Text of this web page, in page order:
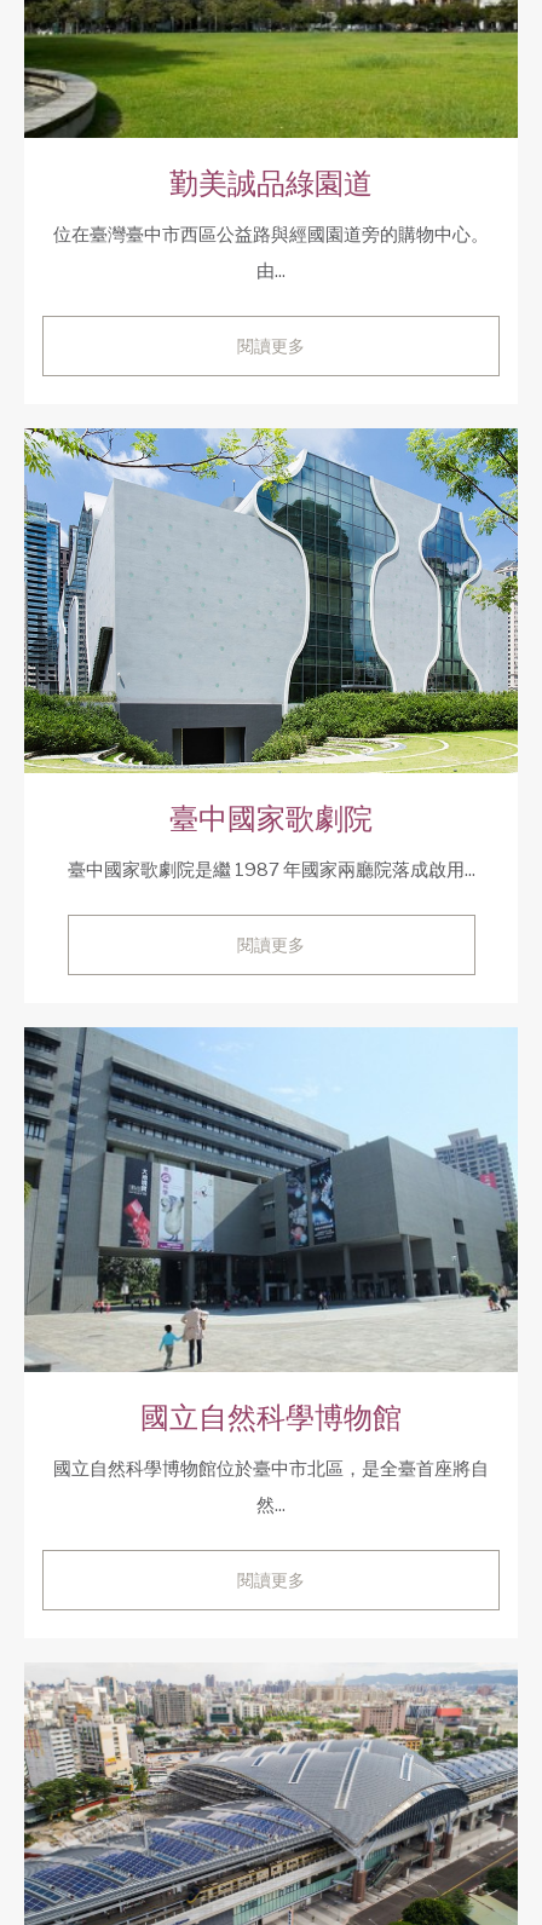
勤美誠品綠園道
位在臺灣臺中市西區公益路與經國園道旁的購物中心。
由...
閱讀更多
臺中國家歌劇院
臺中國家歌劇院是繼 1987 年國家兩廳院落成啟用...
閱讀更多
國立自然科學博物館
國立自然科學博物館位於臺中市北區，是全臺首座將自
然...
閱讀更多